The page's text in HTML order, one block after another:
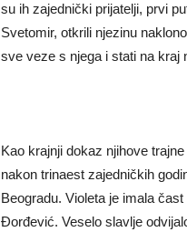
su ih zajednički prijatelji, prvi
Svetomir, otkrili njezinu
sve veze s njega i stati na kraj
Kao krajnji dokaz njihove
nakon trinaest zajedničkih
Beogradu. Violeta je imala
Đorđević. Veselo slavlje